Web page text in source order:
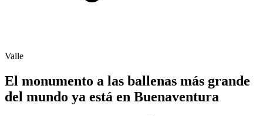
Valle
El monumento a las ballenas más grande
del mundo ya está en Buenaventura